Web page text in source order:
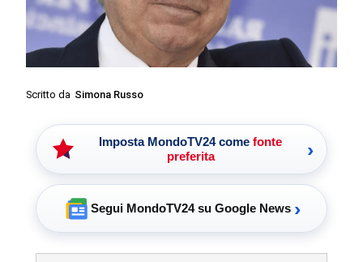
Scritto da Simona Russo
Imposta MondoTV24 come fonte
preferita
›
Segui MondoTV24 su Google News ›